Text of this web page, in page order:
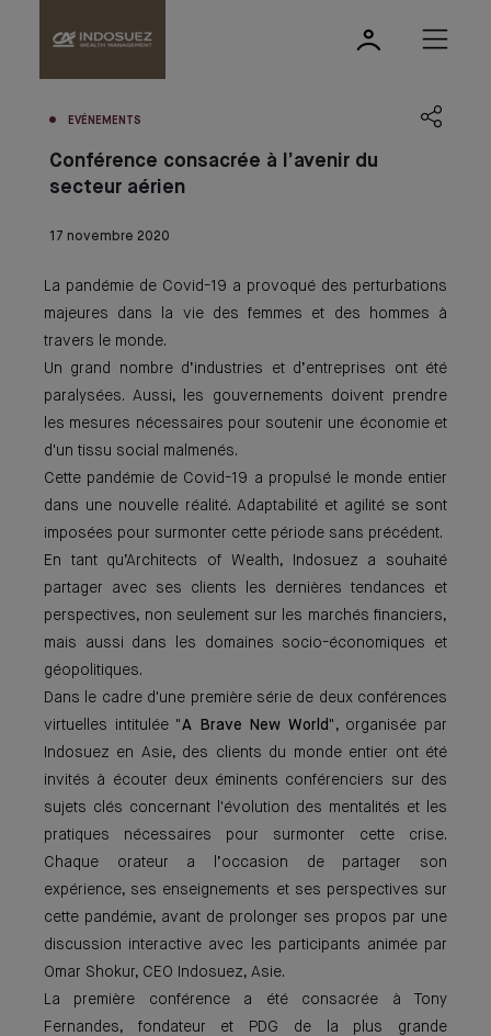
EVÉNEMENTS
Conférence consacrée à l’avenir du
secteur aérien
17 novembre 2020
La pandémie de Covid-19 a provoqué des perturbations
majeures dans la vie des femmes et des hommes à
travers le monde.
Un grand nombre d’industries et d’entreprises ont été
paralysées. Aussi, les gouvernements doivent prendre
les mesures nécessaires pour soutenir une économie et
d'un tissu social malmenés.
Cette pandémie de Covid-19 a propulsé le monde entier
dans une nouvelle réalité. Adaptabilité et agilité se sont
imposées pour surmonter cette période sans précédent.
En tant qu’Architects of Wealth, Indosuez a souhaité
partager avec ses clients les dernières tendances et
perspectives, non seulement sur les marchés financiers,
mais aussi dans les domaines socio-économiques et
géopolitiques.
Dans le cadre d'une première série de deux conférences
virtuelles intitulée "A Brave New World ", organisée par
Indosuez en Asie, des clients du monde entier ont été
invités à écouter deux éminents conférenciers sur des
sujets clés concernant l'évolution des mentalités et les
pratiques nécessaires pour surmonter cette crise.
Chaque orateur a l’occasion de partager son
expérience, ses enseignements et ses perspectives sur
cette pandémie, avant de prolonger ses propos par une
discussion interactive avec les participants animée par
Omar Shokur, CEO Indosuez, Asie.
La première conférence a été consacrée à Tony
Fernandes, fondateur et PDG de la plus grande